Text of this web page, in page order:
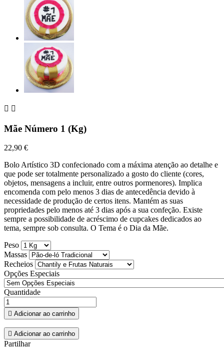
 
Mãe Número 1 (Kg)
22,90 €
Bolo Artístico 3D confecionado com a máxima atenção ao detalhe e
que pode ser totalmente personalizado a gosto do cliente (cores,
objetos, mensagens a incluir, entre outros pormenores). Implica
encomenda com pelo menos 3 dias de antecedência devido à
necessidade de produção de certos itens. Mantém as suas
propriedades pelo menos até 3 dias após a sua confeção. Existe
sempre a possibilidade de acréscimo de cupcakes dedicados ao
tema, sempre sob consulta. O Tema é o Dia da Mãe.
Peso
Massas
Recheios
Opções Especiais
Quantidade
 Adicionar ao carrinho
 Adicionar ao carrinho
Partilhar